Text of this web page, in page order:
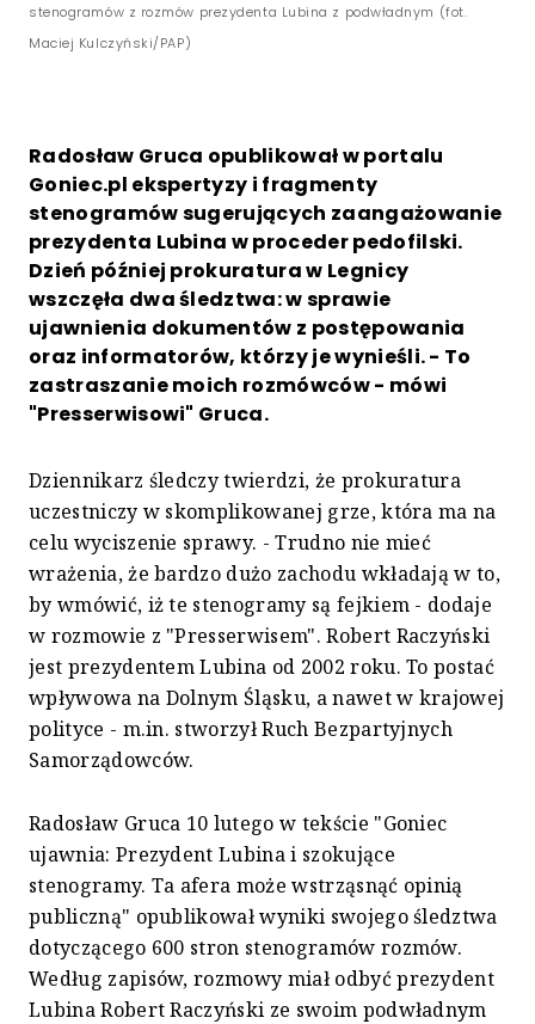
stenogramów z rozmów prezydenta Lubina z podwładnym (fot.
Maciej Kulczyński/PAP)
Radosław Gruca opublikował w portalu
Goniec.pl ekspertyzy i fragmenty
stenogramów sugerujących zaangażowanie
prezydenta Lubina w proceder pedofilski.
Dzień później prokuratura w Legnicy
wszczęła dwa śledztwa: w sprawie
ujawnienia dokumentów z postępowania
oraz informatorów, którzy je wynieśli. - To
zastraszanie moich rozmówców - mówi
"Presserwisowi" Gruca.
Dziennikarz śledczy twierdzi, że prokuratura
uczestniczy w skomplikowanej grze, która ma na
celu wyciszenie sprawy. - Trudno nie mieć
wrażenia, że bardzo dużo zachodu wkładają w to,
by wmówić, iż te stenogramy są fejkiem - dodaje
w rozmowie z "Presserwisem". Robert Raczyński
jest prezydentem Lubina od 2002 roku. To postać
wpływowa na Dolnym Śląsku, a nawet w krajowej
polityce - m.in. stworzył Ruch Bezpartyjnych
Samorządowców.
Radosław Gruca 10 lutego w tekście "Goniec
ujawnia: Prezydent Lubina i szokujące
stenogramy. Ta afera może wstrząsnąć opinią
publiczną" opublikował wyniki swojego śledztwa
dotyczącego 600 stron stenogramów rozmów.
Według zapisów, rozmowy miał odbyć prezydent
Lubina Robert Raczyński ze swoim podwładnym